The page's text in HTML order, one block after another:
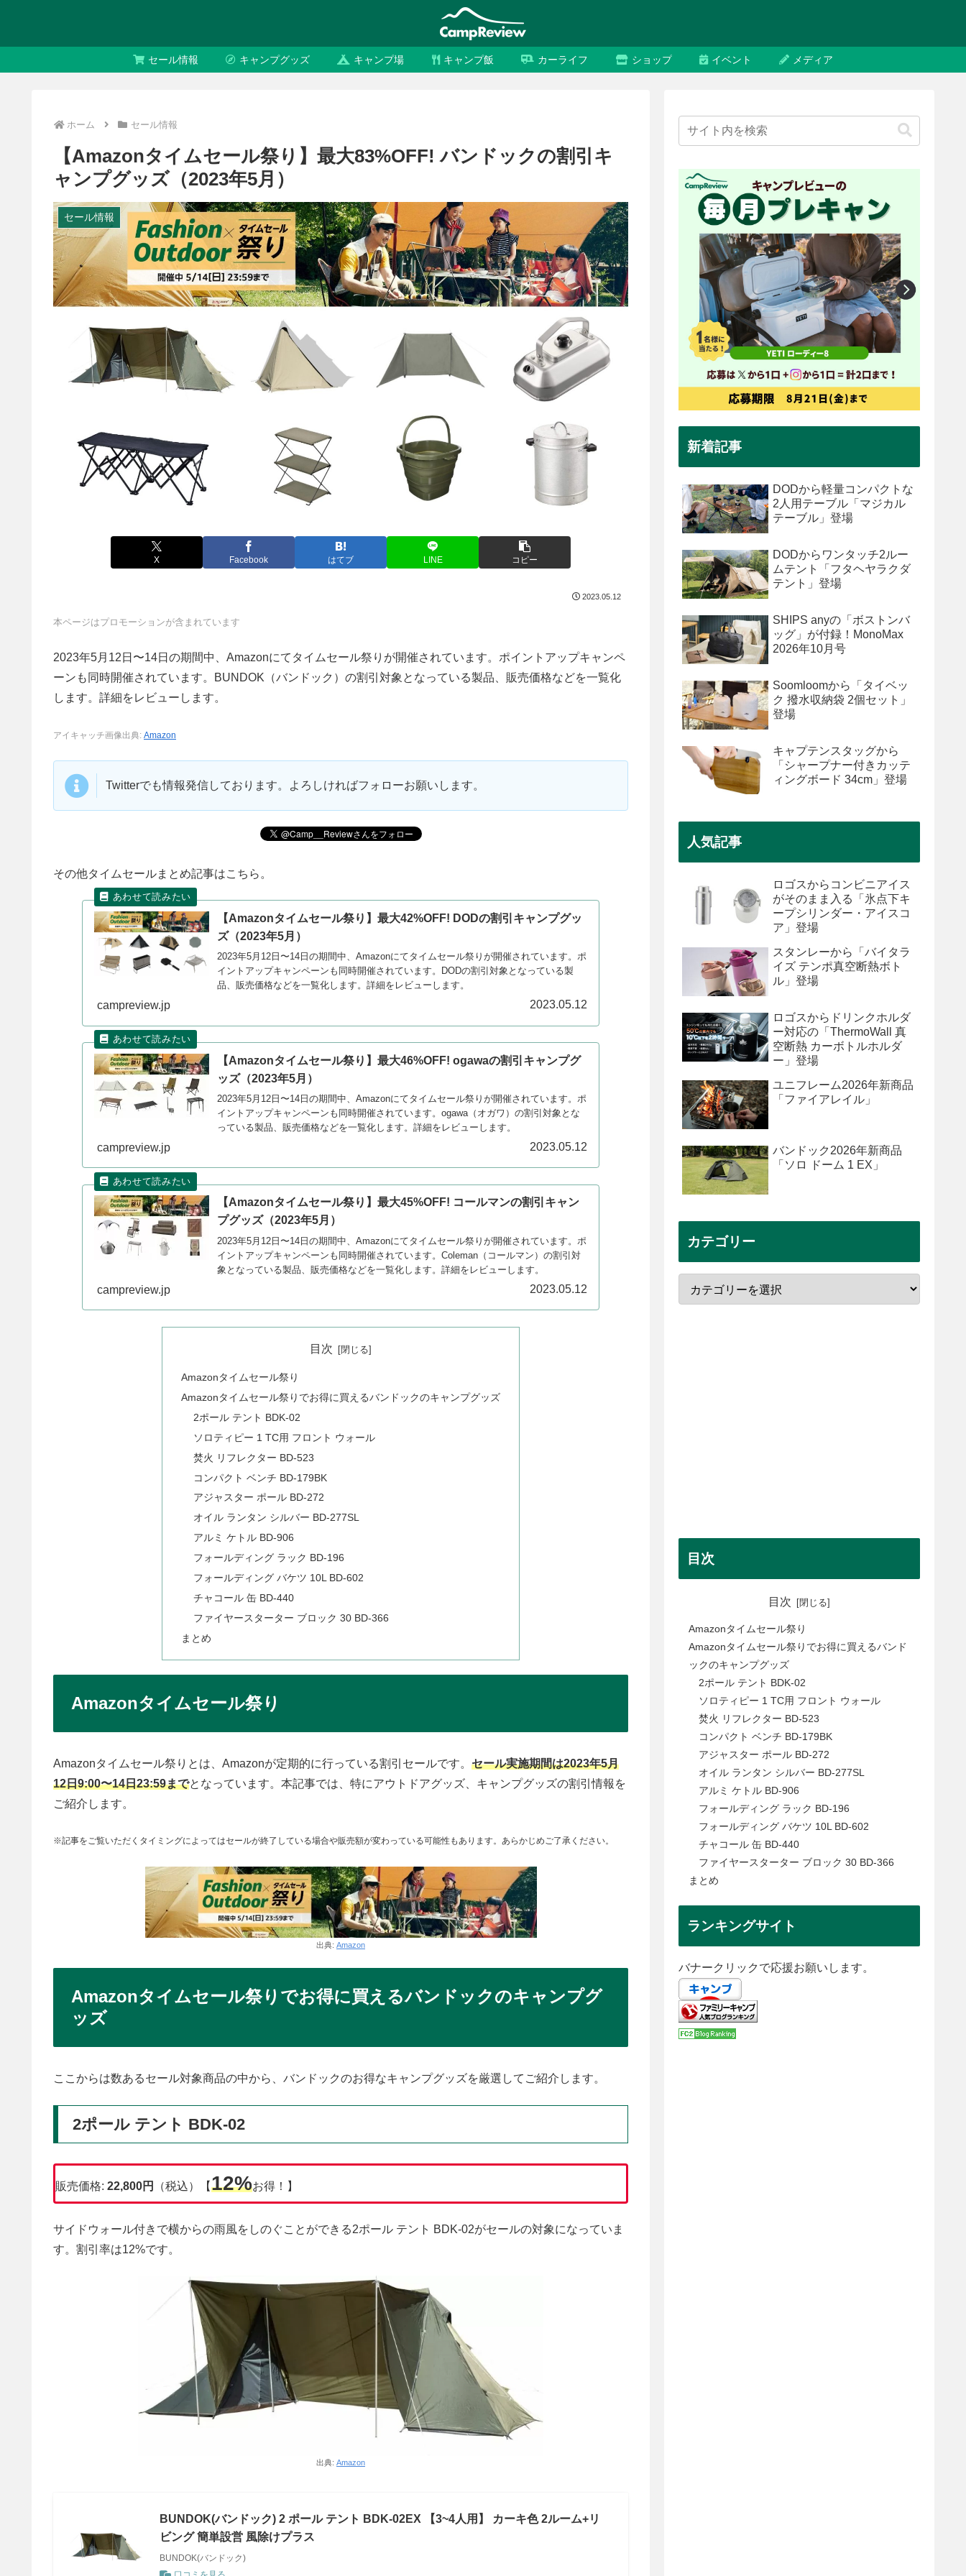
セール情報 キャンプグッズ キャンプ場 キャンプ飯 カーライフ ショップ イベント メディア
ホーム セール情報
【Amazonタイムセール祭り】最大83%OFF! バンドックの割引キ
ャンプグッズ（2023年5月）
セール情報
X Facebook はてブ LINE コピー
2023.05.12
本ページはプロモーションが含まれています
2023年5月12日〜14日の期間中、Amazonにてタイムセール祭りが開催されています。ポイントアップキャンペ
ーンも同時開催されています。BUNDOK（バンドック）の割引対象となっている製品、販売価格などを一覧化
します。詳細をレビューします。
アイキャッチ画像出典: Amazon
Twitterでも情報発信しております。よろしければフォローお願いします。
その他タイムセールまとめ記事はこちら。
【Amazonタイムセール祭り】最大42%OFF! DODの割引キャンプグッ
ズ（2023年5月）
2023年5月12日〜14日の期間中、Amazonにてタイムセール祭りが開催されています。ポ
イントアップキャンペーンも同時開催されています。DODの割引対象となっている製
品、販売価格などを一覧化します。詳細をレビューします。
campreview.jp 2023.05.12
【Amazonタイムセール祭り】最大46%OFF! ogawaの割引キャンプグ
ッズ（2023年5月）
2023年5月12日〜14日の期間中、Amazonにてタイムセール祭りが開催されています。ポ
イントアップキャンペーンも同時開催されています。ogawa（オガワ）の割引対象とな
っている製品、販売価格などを一覧化します。詳細をレビューします。
campreview.jp 2023.05.12
【Amazonタイムセール祭り】最大45%OFF! コールマンの割引キャン
プグッズ（2023年5月）
2023年5月12日〜14日の期間中、Amazonにてタイムセール祭りが開催されています。ポ
イントアップキャンペーンも同時開催されています。Coleman（コールマン）の割引対
象となっている製品、販売価格などを一覧化します。詳細をレビューします。
campreview.jp 2023.05.12
目次
Amazonタイムセール祭り
Amazonタイムセール祭りでお得に買えるバンドックのキャンプグッズ
2ポール テント BDK-02
ソロティピー 1 TC用 フロント ウォール
焚火 リフレクター BD-523
コンパクト ベンチ BD-179BK
アジャスター ポール BD-272
オイル ランタン シルバー BD-277SL
アルミ ケトル BD-906
フォールディング ラック BD-196
フォールディング バケツ 10L BD-602
チャコール 缶 BD-440
ファイヤースターター ブロック 30 BD-366
まとめ
Amazonタイムセール祭り
Amazonタイムセール祭りとは、Amazonが定期的に行っている割引セールです。 セール実施期間は2023年5月
12日9:00〜14日23:59までとなっています。本記事では、特にアウトドアグッズ、キャンプグッズの割引情報を
ご紹介します。
※記事をご覧いただくタイミングによってはセールが終了している場合や販売額が変わっている可能性もあります。あらかじめご了承ください。
出典: Amazon
Amazonタイムセール祭りでお得に買えるバンドックのキャンプグ
ッズ
ここからは数あるセール対象商品の中から、バンドックのお得なキャンプグッズを厳選してご紹介します。
2ポール テント BDK-02
販売価格: 22,800円 （税込）【12%お得！】
サイドウォール付きで横からの雨風をしのぐことができる2ポール テント BDK-02がセールの対象になっていま
す。割引率は12%です。
出典: Amazon
BUNDOK(バンドック) 2 ポール テント BDK-02EX 【3~4人用】 カーキ色 2ルーム+リ
ビング 簡単設営 風除けプラス
BUNDOK(バンドック)
新着記事
DODから軽量コンパクトな
2人用テーブル「マジカル
テーブル」登場
DODからワンタッチ2ルー
ムテント「フタヘヤラクダ
テント」登場
SHIPS anyの「ボストンバ
ッグ」が付録！MonoMax
2026年10月号
Soomloomから「タイベッ
ク 撥水収納袋 2個セット」
登場
キャプテンスタッグから
「シャープナー付きカッテ
ィングボード 34cm」登場
人気記事
ロゴスからコンビニアイス
がそのまま入る「氷点下キ
ープシリンダー・アイスコ
ア」登場
スタンレーから「バイタラ
イズ テンポ真空断熱ボト
ル」登場
ロゴスからドリンクホルダ
ー対応の「ThermoWall 真
空断熱 カーボトルホルダ
ー」登場
ユニフレーム2026年新商品
「ファイアレイル」
バンドック2026年新商品
「ソロ ドーム 1 EX」
カテゴリー
目次
目次
Amazonタイムセール祭り
Amazonタイムセール祭りでお得に買えるバンド
ックのキャンプグッズ
2ポール テント BDK-02
ソロティピー 1 TC用 フロント ウォール
焚火 リフレクター BD-523
コンパクト ベンチ BD-179BK
アジャスター ポール BD-272
オイル ランタン シルバー BD-277SL
アルミ ケトル BD-906
フォールディング ラック BD-196
フォールディング バケツ 10L BD-602
チャコール 缶 BD-440
ファイヤースターター ブロック 30 BD-366
まとめ
ランキングサイト
バナークリックで応援お願いします。